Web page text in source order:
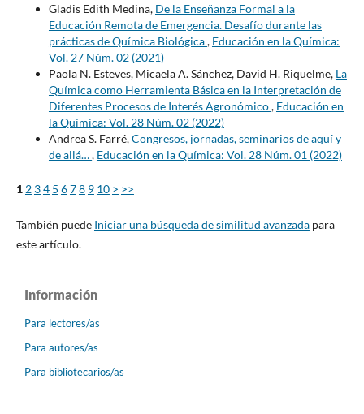
Gladis Edith Medina, De la Enseñanza Formal a la
Educación Remota de Emergencia. Desafío durante las
prácticas de Química Biológica, Educación en la Química:
Vol. 27 Núm. 02 (2021)
Paola N. Esteves, Micaela A. Sánchez, David H. Riquelme, La
Química como Herramienta Básica en la Interpretación de
Diferentes Procesos de Interés Agronómico, Educación en
la Química: Vol. 28 Núm. 02 (2022)
Andrea S. Farré,Congresos, jornadas, seminarios de aquí y
de allá…, Educación en la Química: Vol. 28 Núm. 01 (2022)
1 2 34 5 678 9 10 > >>
También puede Iniciar una búsqueda de similitud avanzadapara
este artículo.
Información
Para lectores/as
Para autores/as
Para bibliotecarios/as